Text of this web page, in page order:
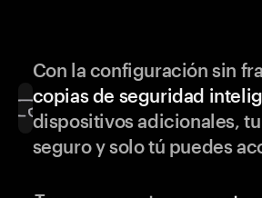
Con la configuración sin
copias de seguridad
dispositivos adicionales,
seguro y solo tú puedes